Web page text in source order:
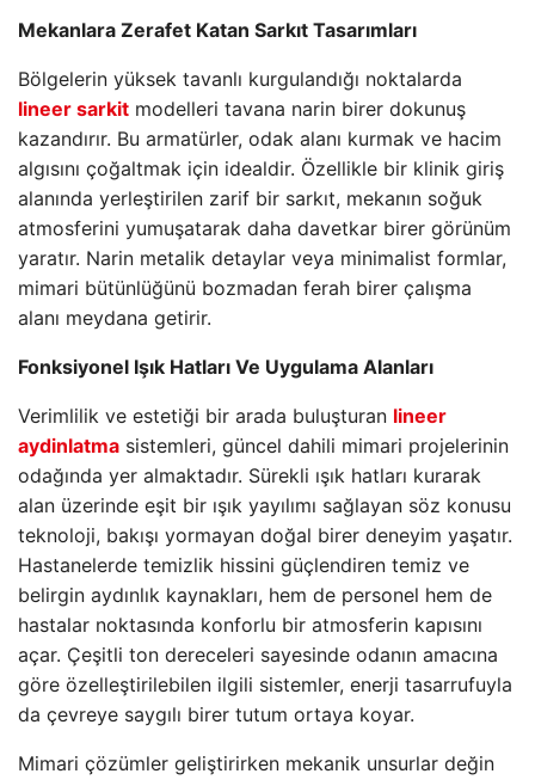
Mekanlara Zerafet Katan Sarkıt Tasarımları
Bölgelerin yüksek tavanlı kurgulandığı noktalarda
lineer sarkit modelleri tavana narin birer dokunuş
kazandırır. Bu armatürler, odak alanı kurmak ve hacim
algısını çoğaltmak için idealdir. Özellikle bir klinik giriş
alanında yerleştirilen zarif bir sarkıt, mekanın soğuk
atmosferini yumuşatarak daha davetkar birer görünüm
yaratır. Narin metalik detaylar veya minimalist formlar,
mimari bütünlüğünü bozmadan ferah birer çalışma
alanı meydana getirir.
Fonksiyonel Işık Hatları Ve Uygulama Alanları
Verimlilik ve estetiği bir arada buluşturan lineer
aydinlatma sistemleri, güncel dahili mimari projelerinin
odağında yer almaktadır. Sürekli ışık hatları kurarak
alan üzerinde eşit bir ışık yayılımı sağlayan söz konusu
teknoloji, bakışı yormayan doğal birer deneyim yaşatır.
Hastanelerde temizlik hissini güçlendiren temiz ve
belirgin aydınlık kaynakları, hem de personel hem de
hastalar noktasında konforlu bir atmosferin kapısını
açar. Çeşitli ton dereceleri sayesinde odanın amacına
göre özelleştirilebilen ilgili sistemler, enerji tasarrufuyla
da çevreye saygılı birer tutum ortaya koyar.
Mimari çözümler geliştirirken mekanik unsurlar değin